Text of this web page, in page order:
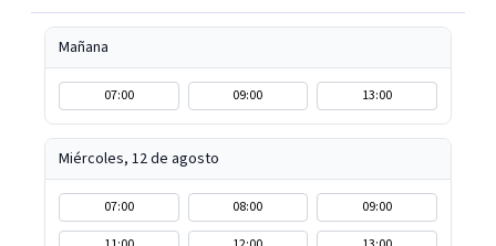
Mañana
07:00 09:00 13:00
Miércoles, 12 de agosto
07:00 08:00
09:00